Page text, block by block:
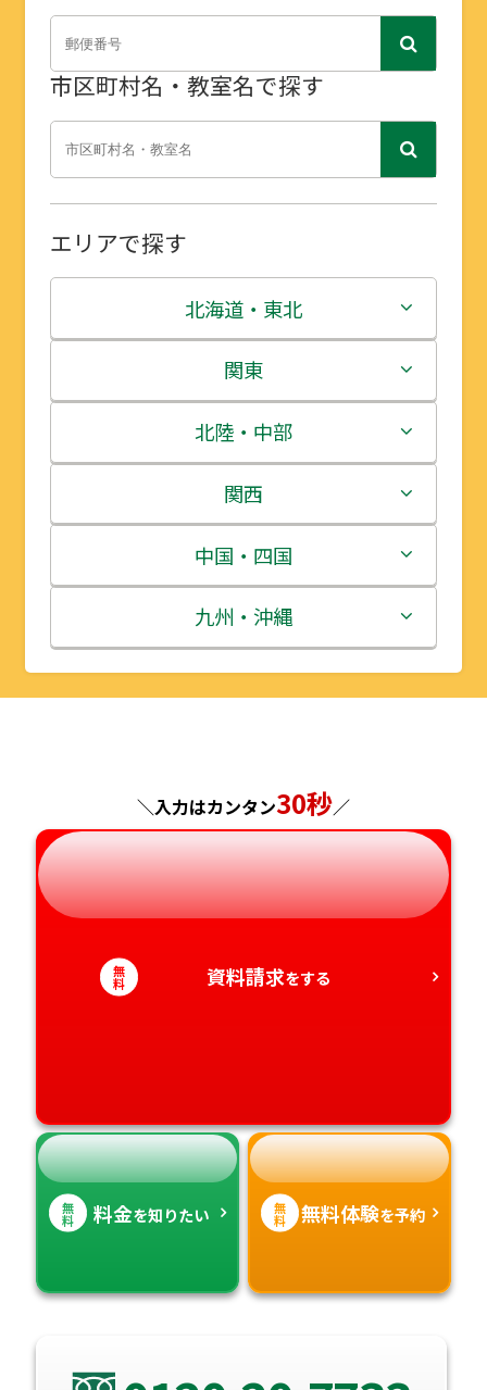
市区町村名・教室名で探す
エリアで探す
北海道・東北
北海道
青森県
岩手県
宮城県
秋田県
山形県
関東
茨城県
栃木県
群馬県
埼玉県
千葉県
神奈川県
北陸・中部
新潟県
富山県
石川県
福井県
長野県
岐阜県
静岡県
愛知県
関西
三重県
滋賀県
京都府
兵庫県
奈良県
和歌山県
中国・四国
鳥取県
島根県
広島県
山口県
徳島県
香川県
九州・沖縄
福岡県
長崎県
熊本県
大分県
宮崎県
＼入力はカンタン30秒／
無
料 資料請求をする
無
料 料金を知りたい 無
料 無料体験を予約